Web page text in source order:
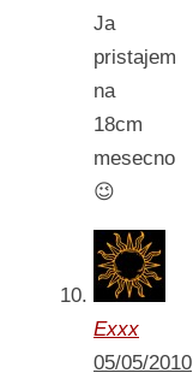
Ja
pristajem
na
18cm
mesecno
😉
Exxx
05/05/2010